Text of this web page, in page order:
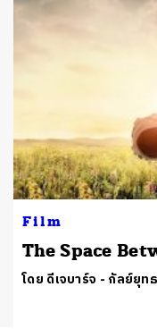
Film
The Space
โดย ดีเจบาร์จ - กัลย์ยุ